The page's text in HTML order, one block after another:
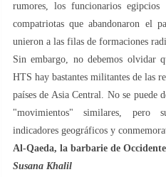
rumores, los funcionarios
compatriotas que abandonaron el
unieron a las filas de formaciones
Sin embargo, no debemos olvidar
HTS hay bastantes militantes de las
países de Asia Central. No se puede
"movimientos" similares, pero
indicadores geográficos y
Al-Qaeda, la barbarie de
Susana Khalil